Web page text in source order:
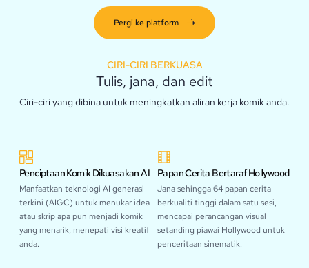
Pergi ke platform
CIRI-CIRI BERKUASA
Tulis, jana, dan edit
Ciri-ciri yang dibina untuk meningkatkan aliran kerja komik anda.
Penciptaan Komik Dikuasakan AI
Manfaatkan teknologi AI generasi
terkini (AIGC) untuk menukar idea
atau skrip apa pun menjadi komik
yang menarik, menepati visi kreatif
anda.
Papan Cerita Bertaraf Hollywood
Jana sehingga 64 papan cerita
berkualiti tinggi dalam satu sesi,
mencapai perancangan visual
setanding piawai Hollywood untuk
penceritaan sinematik.